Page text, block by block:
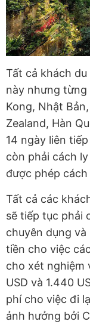
Tất cả khách
này nhưng từng
Kong, Nhật
Zealand, Hàn
14 ngày liên
còn phải cách
được phép cách
Tất cả các
sẽ tiếp tục phải
chuyên dụng
tiền cho việc
cho xét nghiệm
USD và 1.440
phí cho việc đi
ảnh hưởng bởi